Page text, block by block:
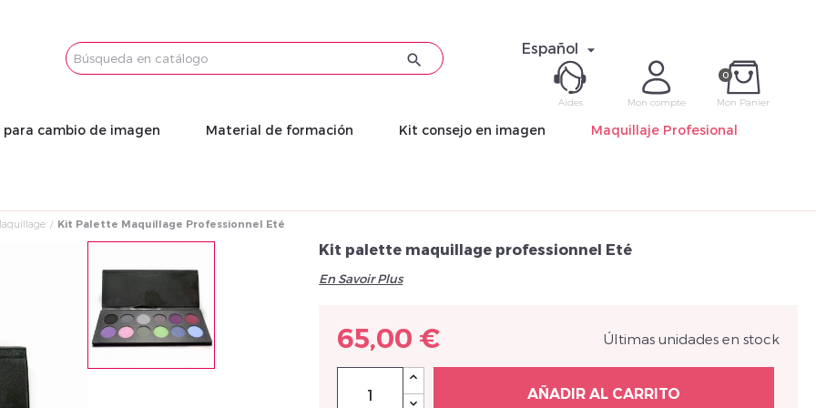

Español 
0
Mon Panier
Mon compte
Email
Mot de
Déjà
Aides
cambio de imagen Material de formación Kit consejo en imagen Maquillaje Profesional
Kit Palette Maquillage Professionnel Eté
Kit palette maquillage professionnel Eté
En Savoir Plus
65,00 € Últimas unidades en stock
AÑADIR AL CARRITO